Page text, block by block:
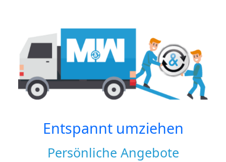
Entspannt umziehen
Persönliche Angebote